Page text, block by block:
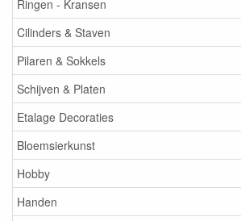
Ringen - Kransen
Cilinders & Staven
Pilaren & Sokkels
Schijven & Platen
Etalage Decoraties
Bloemsierkunst
Hobby
Handen